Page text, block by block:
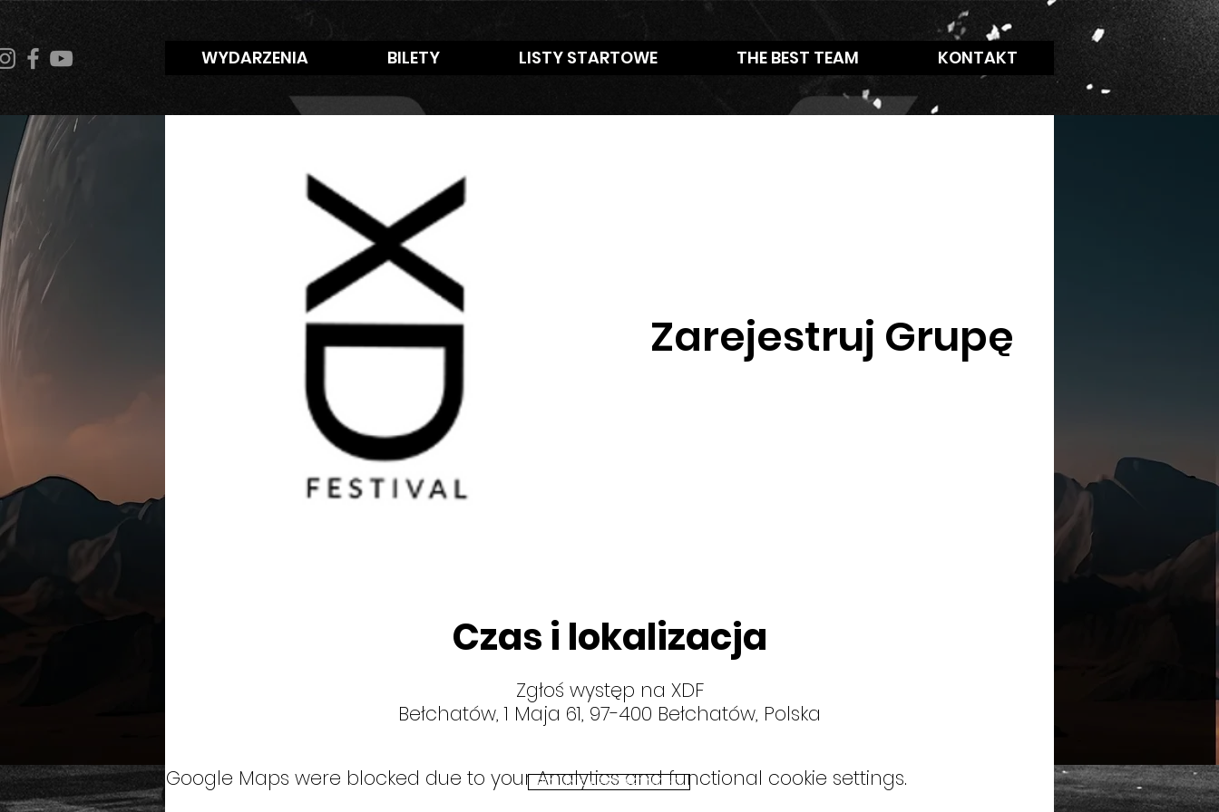
WYDARZENIA BILETY LISTY STARTOWE THE BEST TEAM KONTAKT
Zarejestruj Grupę
Czas i lokalizacja
Zgłoś występ na XDF
Bełchatów, 1 Maja 61, 97-400 Bełchatów, Polska
Google Maps were blocked due to your Analytics and functional cookie settings.
POLITYKA PRYWATNOŚCI